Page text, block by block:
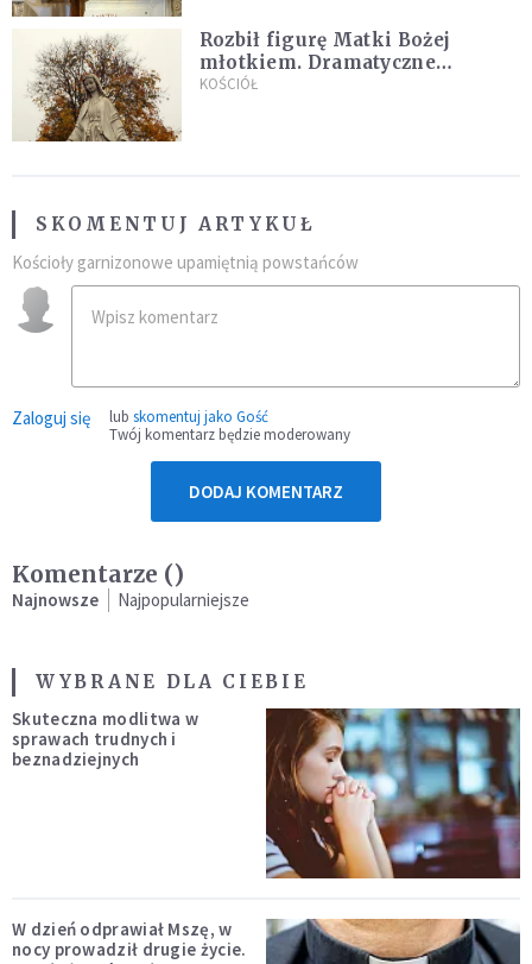
Rozbił figurę Matki Bożej
młotkiem. Dramatyczne
nagranie w sieci
KOŚCIÓŁ
SKOMENTUJ ARTYKUŁ
Kościoły garnizonowe upamiętnią powstańców
Zaloguj się lub skomentuj jako Gość
Twój komentarz będzie moderowany
DODAJ KOMENTARZ
Komentarze ()
Najnowsze Najpopularniejsze
WYBRANE DLA CIEBIE
Skuteczna modlitwa w
sprawach trudnych i
beznadziejnych
W dzień odprawiał Mszę, w
nocy prowadził drugie życie.